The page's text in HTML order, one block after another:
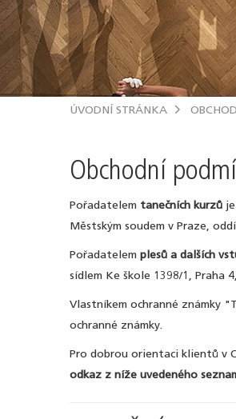
ÚVODNÍ STRÁNKA
Obchodní
Pořadatelem tanečních kurzů
Městským soudem v Praze,
Pořadatelem plesů a dalších
sídlem Ke škole 1398/1, Praha
Vlastníkem ochranné známky
ochranné známky.
Pro dobrou orientaci klientů v
odkaz z níže uvedeného